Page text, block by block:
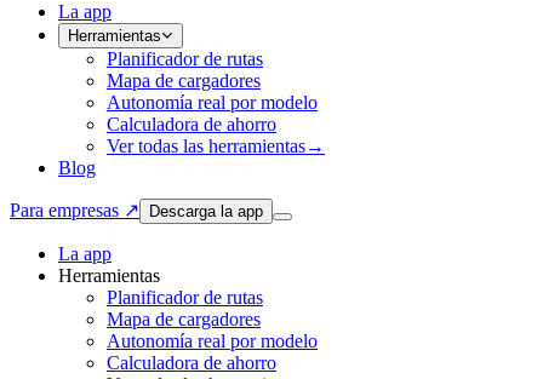
La app
Herramientas
Planificador de rutas
Mapa de cargadores
Autonomía real por modelo
Calculadora de ahorro
Ver todas las herramientas→
Blog
Para empresas ↗ Descarga la app
La app
Herramientas
Planificador de rutas
Mapa de cargadores
Autonomía real por modelo
Calculadora de ahorro